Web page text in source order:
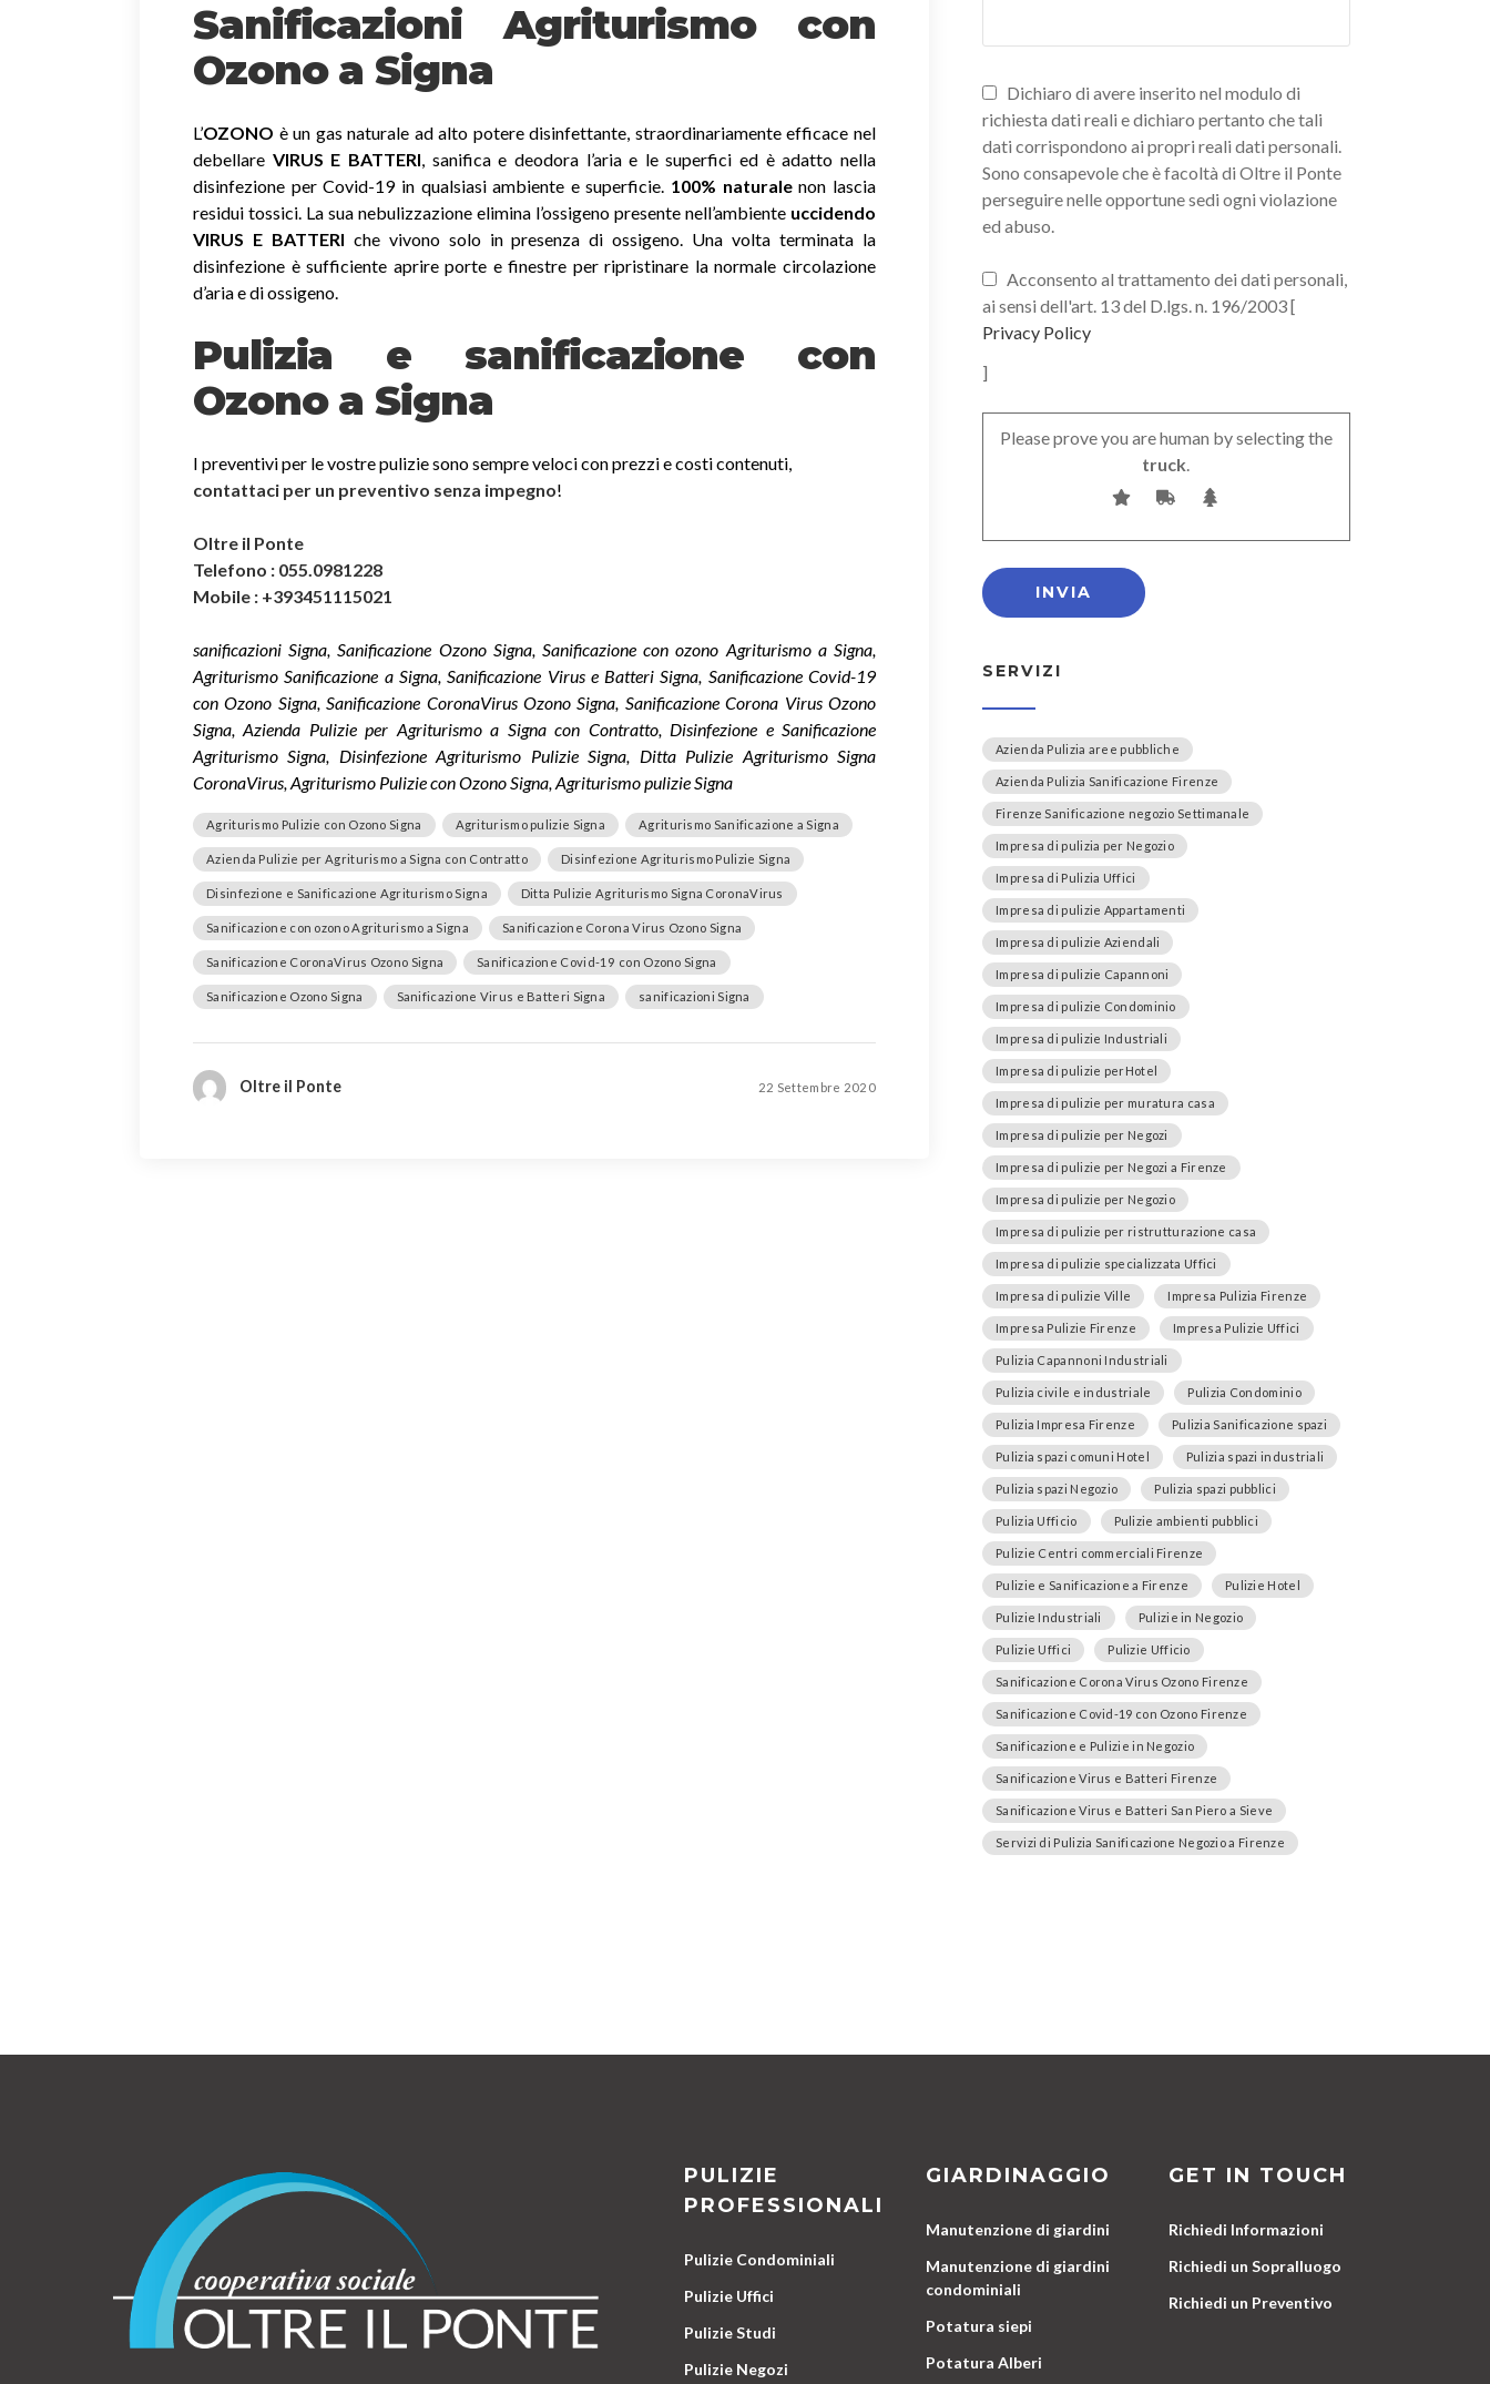
Sanificazioni Agriturismo con
Ozono a Signa
L’OZONO è un gas naturale ad alto potere disinfettante, straordinariamente efficace nel
debellare VIRUS E BATTERI, sanifica e deodora l’aria e le superfici ed è adatto nella
disinfezione per Covid-19 in qualsiasi ambiente e superficie. 100% naturalenon lascia
residui tossici. La sua nebulizzazione elimina l’ossigeno presente nell’ambiente uccidendo
VIRUS E BATTERI che vivono solo in presenza di ossigeno. Una volta terminata la
disinfezione è sufficiente aprire porte e finestre per ripristinare la normale circolazione
d’aria e di ossigeno.
Pulizia e sanificazione con
Ozono a Signa
I preventivi per le vostre pulizie sono sempre veloci con prezzi e costi contenuti,
contattaci per un preventivo senza impegno!
Oltre il Ponte
Telefono : 055.0981228
Mobile : +393451115021
sanificazioni Signa, Sanificazione Ozono Signa, Sanificazione con ozono Agriturismo a Signa,
Agriturismo Sanificazione a Signa, Sanificazione Virus e Batteri Signa, Sanificazione Covid-19
con Ozono Signa, Sanificazione CoronaVirus Ozono Signa, Sanificazione Corona Virus Ozono
Signa, Azienda Pulizie per Agriturismo a Signa con Contratto, Disinfezione e Sanificazione
Agriturismo Signa, Disinfezione Agriturismo Pulizie Signa, Ditta Pulizie Agriturismo Signa
CoronaVirus, Agriturismo Pulizie con Ozono Signa, Agriturismo pulizie Signa
Agriturismo Pulizie con Ozono Signa Agriturismo pulizie Signa Agriturismo Sanificazione a Signa
Azienda Pulizie per Agriturismo a Signa con Contratto Disinfezione Agriturismo Pulizie Signa
Disinfezione e Sanificazione Agriturismo Signa Ditta Pulizie Agriturismo Signa CoronaVirus
Sanificazione con ozono Agriturismo a Signa Sanificazione Corona Virus Ozono Signa
Sanificazione CoronaVirus Ozono Signa Sanificazione Covid-19 con Ozono Signa
Sanificazione Ozono Signa Sanificazione Virus e Batteri Signa sanificazioni Signa
Oltre il Ponte 22 Settembre 2020
Dichiaro di avere inserito nel modulo di
richiesta dati reali e dichiaro pertanto che tali
dati corrispondono ai propri reali dati personali.
Sono consapevole che è facoltà di Oltre il Ponte
perseguire nelle opportune sedi ogni violazione
ed abuso.
Acconsento al trattamento dei dati personali,
ai sensi dell'art. 13 del D.lgs. n. 196/2003 [
Privacy Policy
]
Please prove you are human by selecting the
truck.
SERVIZI
Azienda Pulizia aree pubbliche
Azienda Pulizia Sanificazione Firenze
Firenze Sanificazione negozio Settimanale
Impresa di pulizia per Negozio
Impresa di Pulizia Uffici
Impresa di pulizie Appartamenti
Impresa di pulizie Aziendali
Impresa di pulizie Capannoni
Impresa di pulizie Condominio
Impresa di pulizie Industriali
Impresa di pulizie perHotel
Impresa di pulizie per muratura casa
Impresa di pulizie per Negozi
Impresa di pulizie per Negozi a Firenze
Impresa di pulizie per Negozio
Impresa di pulizie per ristrutturazione casa
Impresa di pulizie specializzata Uffici
Impresa di pulizie Ville Impresa Pulizia Firenze
Impresa Pulizie Firenze Impresa Pulizie Uffici
Pulizia Capannoni Industriali
Pulizia civile e industriale Pulizia Condominio
Pulizia Impresa Firenze Pulizia Sanificazione spazi
Pulizia spazi comuni Hotel Pulizia spazi industriali
Pulizia spazi Negozio Pulizia spazi pubblici
Pulizia Ufficio Pulizie ambienti pubblici
Pulizie Centri commerciali Firenze
Pulizie e Sanificazione a Firenze Pulizie Hotel
Pulizie Industriali Pulizie in Negozio
Pulizie Uffici Pulizie Ufficio
Sanificazione Corona Virus Ozono Firenze
Sanificazione Covid-19 con Ozono Firenze
Sanificazione e Pulizie in Negozio
Sanificazione Virus e Batteri Firenze
Sanificazione Virus e Batteri San Piero a Sieve
Servizi di Pulizia Sanificazione Negozio a Firenze
PULIZIE
PROFESSIONALI
Pulizie Condominiali
Pulizie Uffici
Pulizie Studi
Pulizie Negozi
GIARDINAGGIO
Manutenzione di giardini
Manutenzione di giardini
condominiali
Potatura siepi
Potatura Alberi
GET IN TOUCH
Richiedi Informazioni
Richiedi un Sopralluogo
Richiedi un Preventivo